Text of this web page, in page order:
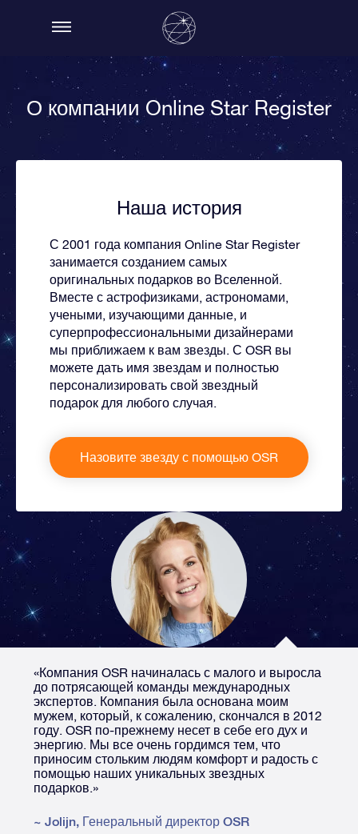
О компании Online Star Register
Наша история
С 2001 года компания Online Star Register
занимается созданием самых
оригинальных подарков во Вселенной.
Вместе с астрофизиками, астрономами,
учеными, изучающими данные, и
суперпрофессиональными дизайнерами
мы приближаем к вам звезды. С OSR вы
можете дать имя звездам и полностью
персонализировать свой звездный
подарок для любого случая.
Назовите звезду с помощью OSR
«Компания OSR начиналась с малого и выросла
до потрясающей команды международных
экспертов. Компания была основана моим
мужем, который, к сожалению, скончался в 2012
году. OSR по-прежнему несет в себе его дух и
энергию. Мы все очень гордимся тем, что
приносим стольким людям комфорт и радость с
помощью наших уникальных звездных
подарков.»
~ Jolijn, Генеральный директор OSR